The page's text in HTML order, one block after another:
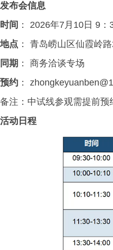
发布会信息
时间 ： 2026年7月10日 9
地点 ： 青岛崂山区仙霞岭
同期 ： 商务洽谈专场
预约 ：
备注：中试线参观需提前预
活动日程